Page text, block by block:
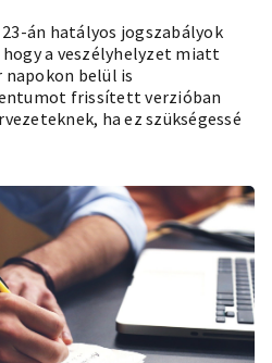
án hatályos jogszabályok
a veszélyhelyzet miatt
belül is
frissített verzióban
ha ez szükségessé